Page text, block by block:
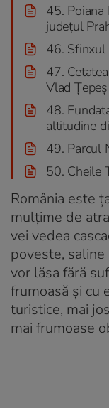
45. Poiana
județul
46. Sfinxul
47.
Vlad Ţepeş
48.
altitudine
49. Parcul
50. Cheile
România este
mulțime de
vei vedea
poveste,
vor lăsa fără
frumoasă și cu
turistice, mai
mai frumoase